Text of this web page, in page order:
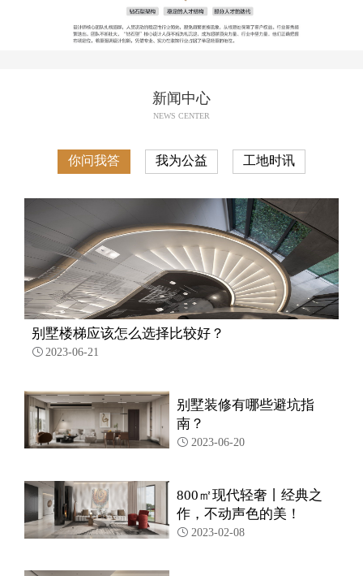
新闻中心
NEWS CENTER
你问我答 我为公益 工地时讯
别墅楼梯应该怎么选择比较好？
 2023-06-21
别墅装修有哪些避坑指
南？
 2023-06-20
800㎡现代轻奢丨经典之
作，不动声色的美！
 2023-02-08